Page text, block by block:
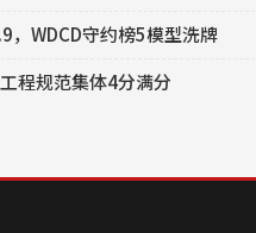
WDCD守约榜5模型洗牌
程规范集体4分满分